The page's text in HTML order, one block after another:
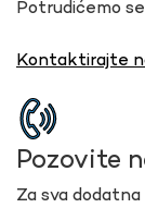
Potrudićemo
Kontaktirajte
Pozovite
Za sva